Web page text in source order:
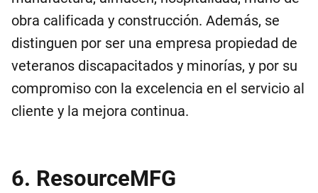
obra calificada y construcción. Además, se
distinguen por ser una empresa propiedad de
veteranos discapacitados y minorías, y por su
compromiso con la excelencia en el servicio al
cliente y la mejora continua.
6. ResourceMFG